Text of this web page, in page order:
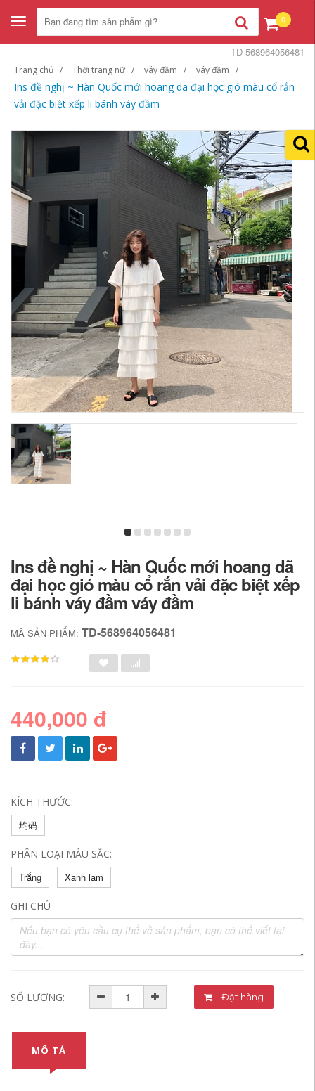
Toggle
navigation
0
Trang chủ Thời trang nữ váy đầm váy đầm
Ins đề nghị ~ Hàn Quốc mới hoang dã đại học gió màu cổ rắn
vải đặc biệt xếp li bánh váy đầm
TD-568964056481
Ins đề nghị ~ Hàn Quốc mới hoang dã
đại học gió màu cổ rắn vải đặc biệt xếp
li bánh váy đầm váy đầm
MÃ SẢN PHẨM: TD-568964056481
440,000 đ
KÍCH THƯỚC:
均码
PHÂN LOẠI MÀU SẮC:
Trắng
Xanh lam
GHI CHÚ
SỐ LƯỢNG: Đặt hàng
MÔ TẢ